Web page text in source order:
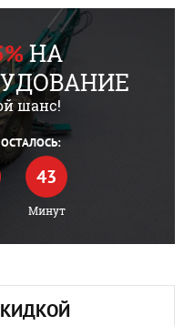
НА
шанс!
43
Минут